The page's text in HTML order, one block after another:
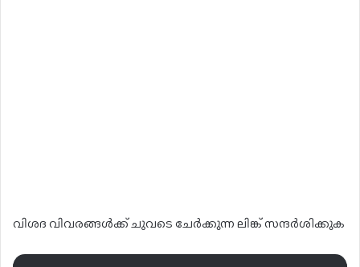
വിശദ വിവരങ്ങൾക്ക് ചുവടെ ചേർക്കുന്ന ലിങ്ക് സന്ദർശിക്കുക